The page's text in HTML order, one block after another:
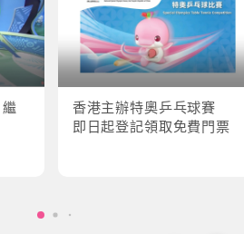
香港主辦特奧乒乓球賽
即日起登記領取免費門票